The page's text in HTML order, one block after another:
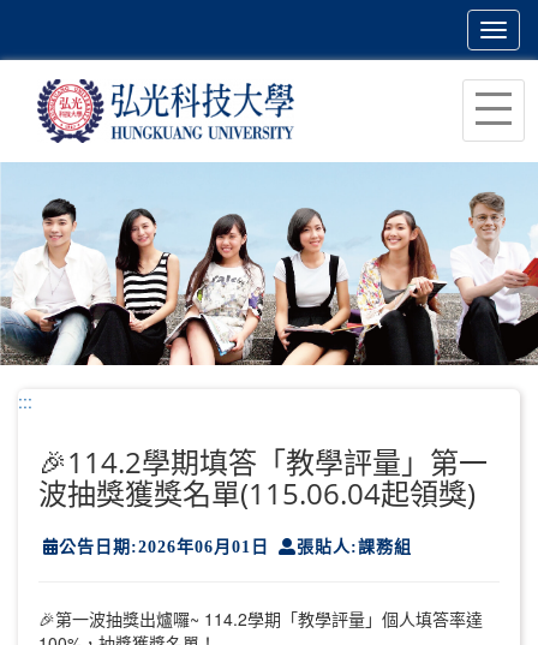
主
容
區
塊
:::
🎉114.2學期填答「教學評量」第一
波抽獎獲獎名單(115.06.04起領獎)
公告日期:2026年06月01日 張貼人:課務組
🎉第一波抽獎出爐囉~ 114.2學期「教學評量」個人填答率達